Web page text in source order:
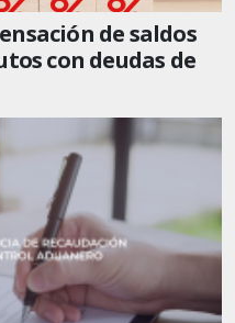
de saldos
con deudas de